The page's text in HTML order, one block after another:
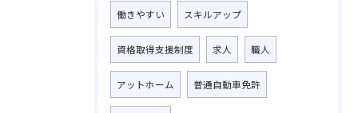
働きやすい スキルアップ
資格取得支援制度 求人 職人
アットホーム 普通自動車免許